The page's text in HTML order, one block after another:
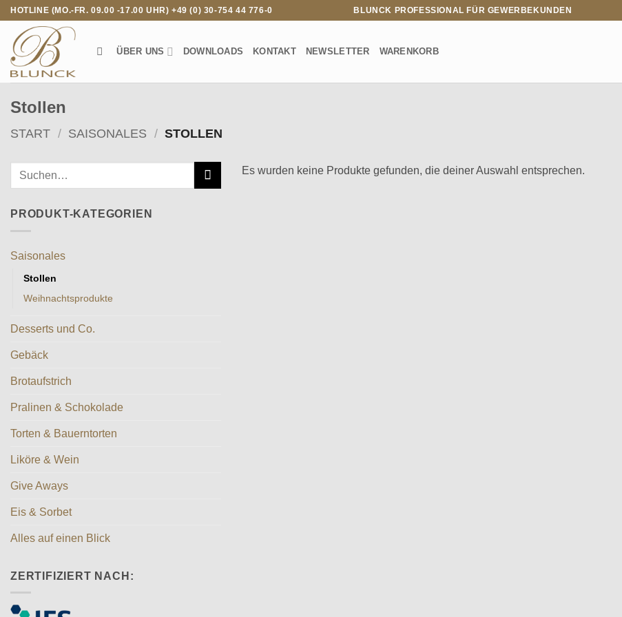
Zum
springen
HOTLINE (MO.-FR. 09.00 -17.00 UHR) +49 (0) 30-754 44 776-0 BLUNCK PROFESSIONAL FÜR GEWERBEKUNDEN
ÜBER UNS DOWNLOADS KONTAKT NEWSLETTER WARENKORB
Stollen
START / SAISONALES / STOLLEN
PRODUKT-KATEGORIEN
Saisonales
Stollen
Weihnachtsprodukte
Desserts und Co.
Gebäck
Brotaufstrich
Pralinen & Schokolade
Torten & Bauerntorten
Liköre & Wein
Give Aways
Eis & Sorbet
Alles auf einen Blick
ZERTIFIZIERT NACH:
Es wurden keine Produkte gefunden, die deiner Auswahl entsprechen.